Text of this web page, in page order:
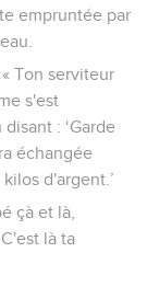
empruntée par
Ton serviteur
s'est
: ‘Garde
échangée
d'argent.’
çà et là,
là ta